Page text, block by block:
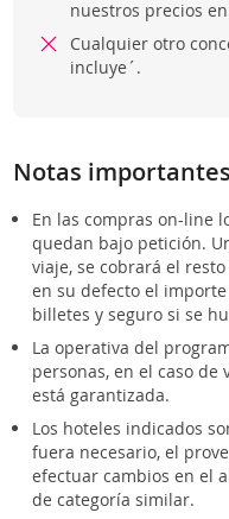
nuestros precios
Cualquier otro
incluye´.
Notas importantes
En las compras on-line
quedan bajo petición.
viaje, se cobrará el
en su defecto el
billetes y seguro si se
La operativa del
personas, en el caso de
está garantizada.
Los hoteles indicados
fuera necesario, el
efectuar cambios en el
de categoría similar.